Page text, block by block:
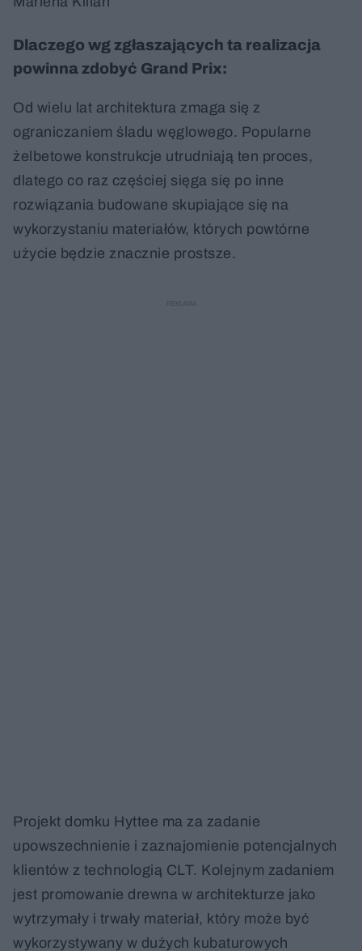
Dlaczego wg zgłaszających ta realizacja
powinna zdobyć Grand Prix:
Od wielu lat architektura zmaga się z
ograniczaniem śladu węglowego. Popularne
żelbetowe konstrukcje utrudniają ten proces,
dlatego co raz częściej sięga się po inne
rozwiązania budowane skupiające się na
wykorzystaniu materiałów, których powtórne
użycie będzie znacznie prostsze.
Projekt domku Hyttee ma za zadanie
upowszechnienie i zaznajomienie potencjalnych
klientów z technologią CLT. Kolejnym zadaniem
jest promowanie drewna w architekturze jako
wytrzymały i trwały materiał, który może być
wykorzystywany w dużych kubaturowych